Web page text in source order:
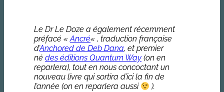
Le Dr Le Doze a également récemment
préfacé «Ancré« , traduction française
d’Anchored de Deb Dana, et premier
né des éditions Quantum Way (on en
reparlera), tout en nous concoctant un
nouveau livre qui sortira d’ici la fin de
l’année (on en reparlera aussi
).